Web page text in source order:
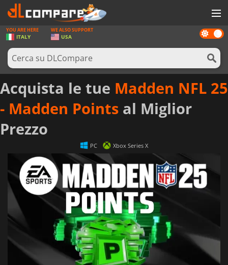
GIOCHI
PREPAGATE
SOFTWARE
REWARDS
HARDWARE
NOTIZIE
ACCEDI O REGISTRATI
Dark
mode
YOU ARE HERE
ITALY
WE ALSO SUPPORT
USA
Acquista le tue Madden NFL 25
- Madden Points al Miglior
Prezzo
PC Xbox Series X